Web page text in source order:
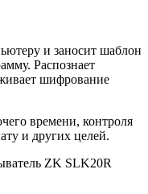
и заносит шаблон
Распознает
шифрование
времени, контроля
и других целей.
ZK SLK20R